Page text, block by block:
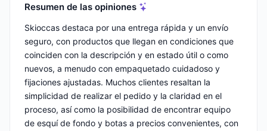
Resumen de las opiniones
Skioccas destaca por una entrega rápida y un envío
seguro, con productos que llegan en condiciones que
coinciden con la descripción y en estado útil o como
nuevos, a menudo con empaquetado cuidadoso y
fijaciones ajustadas. Muchos clientes resaltan la
simplicidad de realizar el pedido y la claridad en el
proceso, así como la posibilidad de encontrar equipo
de esquí de fondo y botas a precios convenientes, con